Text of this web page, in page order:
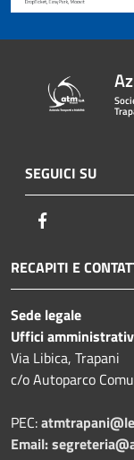
SEGUICI SU
RECAPITI E
Sede legale
Uffici
Via Libica, Trapani
c/o Autoparco
PEC:
Email: